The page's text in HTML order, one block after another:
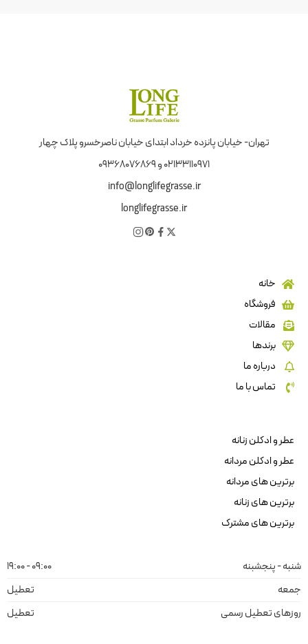
تهران- خیابان پانزده خرداد ابتدای خیابان ناصرخسرو پلاک چهار
02133110971 و 09368076869
info@longlifegrasse.ir
longlifegrasse.ir
خانه
فروشگاه
مقالات
برندها
درباره ما
تماس با ما
عطر و ادکلن زنانه
عطر و ادکلن مردانه
برترین های مردانه
برترین های زنانه
برترین های مشترک
شنبه - پنجشبنه
09:00 - 19:00
جمعه
تعطیل
روزهای تعطیل رسمی
تعطیل